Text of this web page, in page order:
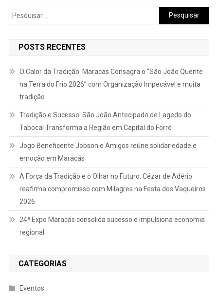
Pesquisar
por:
POSTS RECENTES
O Calor da Tradição: Maracás Consagra o “São João Quente
na Terra do Frio 2026” com Organização Impecável e muita
tradição
Tradição e Sucesso: São João Antecipado de Lagedo do
Tabocal Transforma a Região em Capital do Forró
Jogo Beneficente Jobson e Amigos reúne solidariedade e
emoção em Maracás
A Força da Tradição e o Olhar no Futuro: Cézar de Adério
reafirma compromisso com Milagres na Festa dos Vaqueiros
2026
24ª Expo Maracás consolida sucesso e impulsiona economia
regional
CATEGORIAS
Eventos